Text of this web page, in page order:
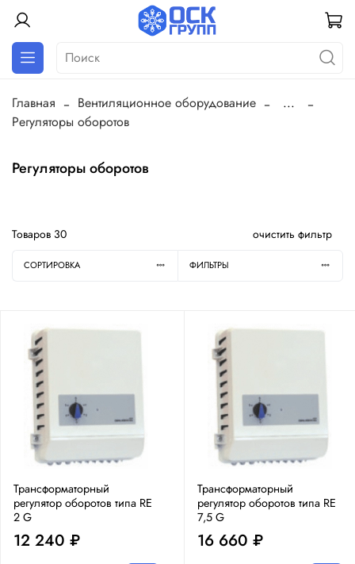
Главная Вентиляционное оборудование
...
Регуляторы оборотов
Регуляторы оборотов
Товаров 30 очистить фильтр
СОРТИРОВКА ФИЛЬТРЫ
Трансформаторный
регулятор оборотов типа RE
2 G
12 240 ₽
Трансформаторный
регулятор оборотов типа RE
7,5 G
16 660 ₽